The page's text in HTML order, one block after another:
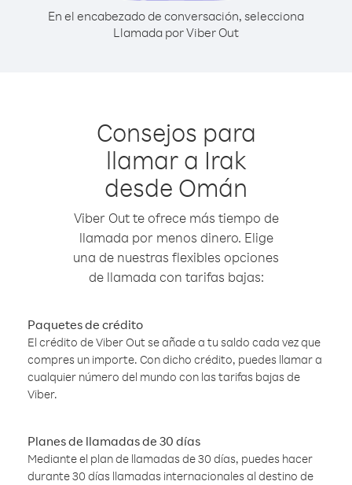
En el encabezado de conversación, selecciona
Llamada por Viber Out
Consejos para
llamar a Irak
desde Omán
Viber Out te ofrece más tiempo de
llamada por menos dinero. Elige
una de nuestras flexibles opciones
de llamada con tarifas bajas:
Paquetes de crédito
El crédito de Viber Out se añade a tu saldo cada vez que
compres un importe. Con dicho crédito, puedes llamar a
cualquier número del mundo con las tarifas bajas de
Viber.
Planes de llamadas de 30 días
Mediante el plan de llamadas de 30 días, puedes hacer
durante 30 días llamadas internacionales al destino de